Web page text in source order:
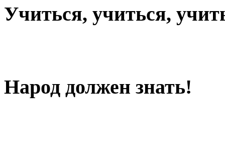
Учиться, учиться,
Народ должен знать!